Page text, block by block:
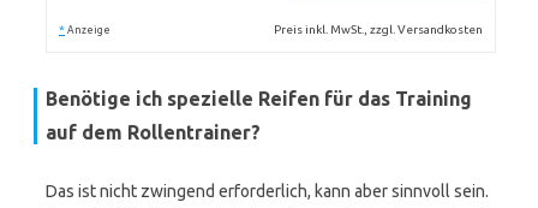
* Anzeige Preis inkl. MwSt., zzgl. Versandkosten
Benötige ich spezielle Reifen für das Training
auf dem Rollentrainer?
Das ist nicht zwingend erforderlich, kann aber sinnvoll sein.